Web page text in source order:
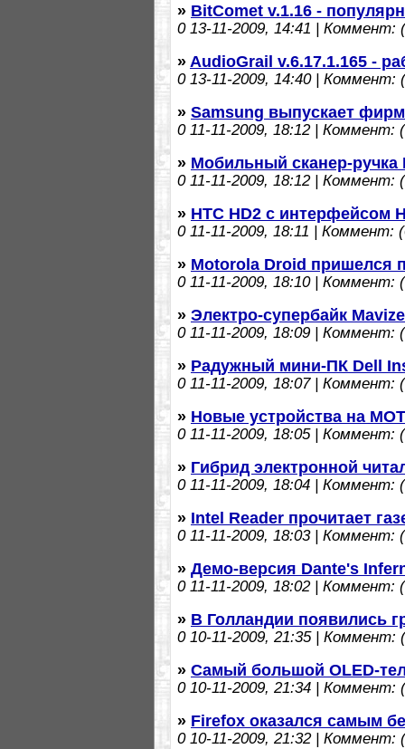
» BitComet v.1.16 -
013-11-2009, 14:41 | Коммент:
» AudioGrail v.6.17.1.165 -
013-11-2009, 14:40 | Коммент:
» Samsung выпускает
011-11-2009, 18:12 | Коммент:
» Мобильный сканер-ручка
011-11-2009, 18:12 | Коммент:
» HTC HD2 с интерфейсом
011-11-2009, 18:11 | Коммент:
» Motorola Droid пришелся
011-11-2009, 18:10 | Коммент:
» Электро-супербайк
011-11-2009, 18:09 | Коммент:
» Радужный мини-ПК Dell
011-11-2009, 18:07 | Коммент:
» Новые устройства на
011-11-2009, 18:05 | Коммент:
» Гибрид электронной
011-11-2009, 18:04 | Коммент:
» Intel Reader прочитает
011-11-2009, 18:03 | Коммент:
» Демо-версия Dante's
011-11-2009, 18:02 | Коммент:
» В Голландии появились
010-11-2009, 21:35 | Коммент:
» Самый большой OLED-
010-11-2009, 21:34 | Коммент:
» Firefox оказался самым
010-11-2009, 21:32 | Коммент: